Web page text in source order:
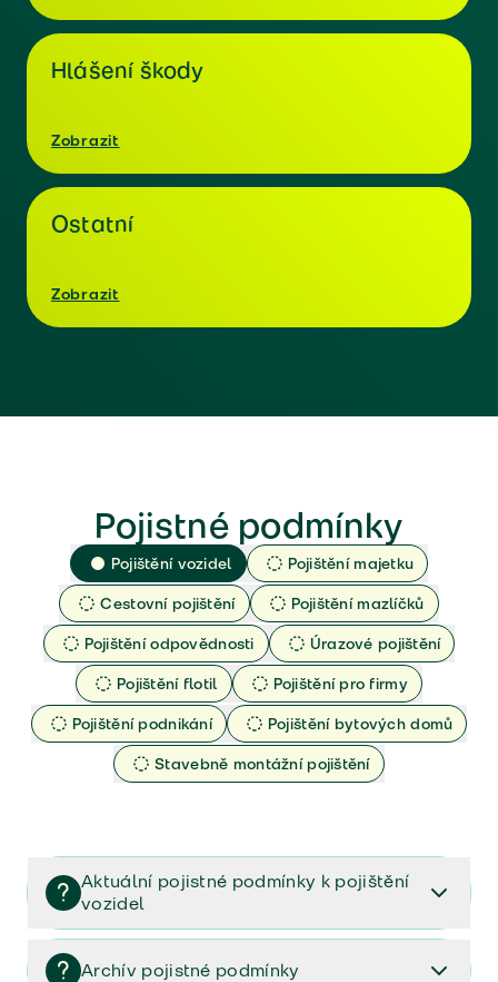
Hlášení škody
Zobrazit
Ostatní
Zobrazit
Pojistné podmínky
Pojištění vozidel
Pojištění majetku
Cestovní pojištění
Pojištění mazlíčků
Pojištění odpovědnosti
Úrazové pojištění
Pojištění flotil
Pojištění pro firmy
Pojištění podnikání
Pojištění bytových domů
Stavebně montážní pojištění
Aktuální pojistné podmínky k pojištění
vozidel
Pojištění vozidel/Pojistné podmínky a vše důležité ke
smlouvě (PDF)
Archív pojistné podmínky